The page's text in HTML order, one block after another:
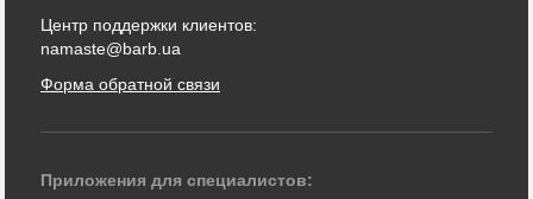
Центр поддержки клиентов:
namaste@barb.ua
Форма обратной связи
Приложения для специалистов: